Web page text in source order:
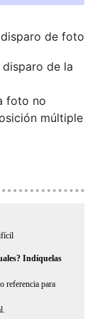
de foto
de la
foto no
múltiple